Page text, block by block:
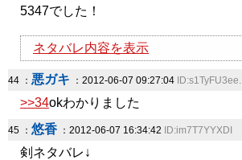
5347でした！
ネタバレ内容を表示
44 ： 悪ガキ ：2012-06-07 09:27:04 ID:s1TyFU3ee.
>>34okわかりました
45 ： 悠香 ：2012-06-07 16:34:42 ID:im7T7YYXDI
剣ネタバレ↓